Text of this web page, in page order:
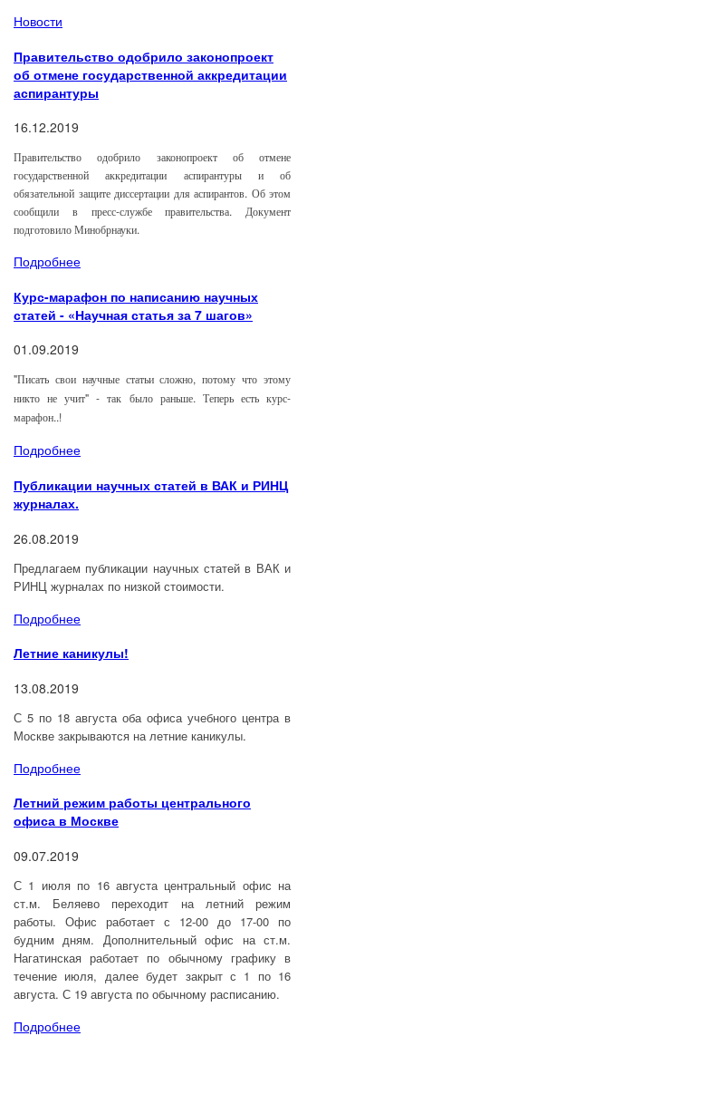
Новости
Правительство одобрило законопроект
об отмене государственной аккредитации
аспирантуры
16.12.2019
Правительство одобрило законопроект об отмене
государственной аккредитации аспирантуры и об
обязательной защите диссертации для аспирантов. Об этом
сообщили в пресс-службе правительства. Документ
подготовило Минобрнауки.
Подробнее
Курс-марафон по написанию научных
статей - «Научная статья за 7 шагов»
01.09.2019
"Писать свои научные статьи сложно, потому что этому
никто не учит" - так было раньше. Теперь есть курс-
марафон..!
Подробнее
Публикации научных статей в ВАК и РИНЦ
журналах.
26.08.2019
Предлагаем публикации научных статей в ВАК и
РИНЦ журналах по низкой стоимости.
Подробнее
Летние каникулы!
13.08.2019
С 5 по 18 августа оба офиса учебного центра в
Москве закрываются на летние каникулы.
Подробнее
Летний режим работы центрального
офиса в Москве
09.07.2019
С 1 июля по 16 августа центральный офис на
ст.м. Беляево переходит на летний режим
работы. Офис работает с 12-00 до 17-00 по
будним дням. Дополнительный офис на ст.м.
Нагатинская работает по обычному графику в
течение июля, далее будет закрыт с 1 по 16
августа. С 19 августа по обычному расписанию.
Подробнее